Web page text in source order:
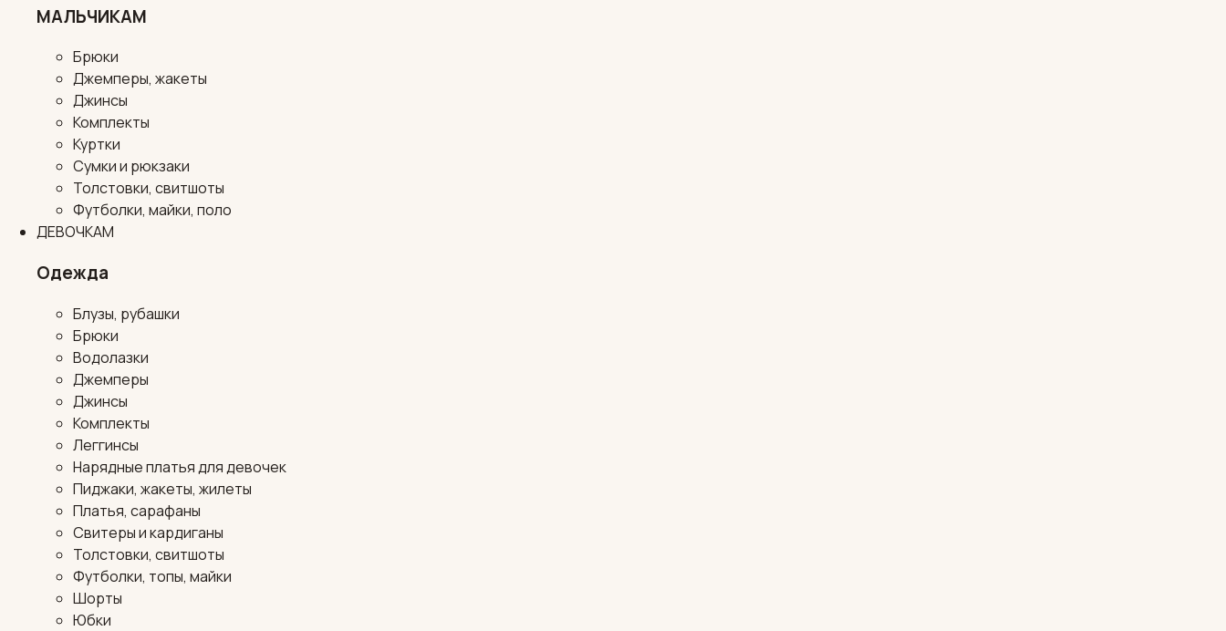
МАЛЬЧИКАМ
Брюки
Джемперы, жакеты
Джинсы
Комплекты
Куртки
Сумки и рюкзаки
Толстовки, свитшоты
Футболки, майки, поло
ДЕВОЧКАМ
Одежда
Блузы, рубашки
Брюки
Водолазки
Джемперы
Джинсы
Комплекты
Леггинсы
Нарядные платья для девочек
Пиджаки, жакеты, жилеты
Платья, сарафаны
Свитеры и кардиганы
Толстовки, свитшоты
Футболки, топы, майки
Шорты
Юбки